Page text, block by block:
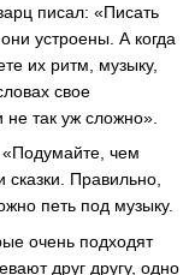
писал: «Писать
устроены. А когда
их ритм, музыку,
свое
так уж сложно».
«Подумайте, чем
сказки. Правильно,
петь под музыку.
очень подходят
друг другу, одно